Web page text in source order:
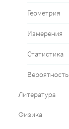
Геометрия
Измерения
Статистика
Вероятность
Литература
Физика